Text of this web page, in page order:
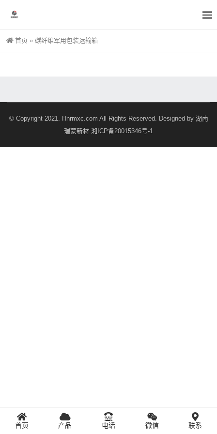
首页 » 碳纤维军用包装运输箱
© Copyright 2021. Hnrmxc.com All Rights Reserved. Designed by 湖南
瑞蒙新材 湘ICP备20015346号-1
首页 产品 电话 微信 联系